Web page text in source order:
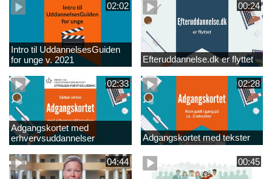
02:02
Intro til UddannelsesGuiden
for unge v. 2021
00:24
Efteruddannelse.dk er flyttet
02:33
Adgangskortet med
erhvervsuddannelser
02:28
Adgangskortet med tekster
04:44 00:45